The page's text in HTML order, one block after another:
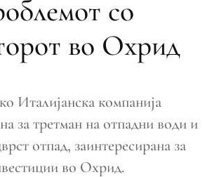
со
во Охрид
Италијанска компанија
за третман на отпадни води и
отпад, заинтересирана за
во Охрид.